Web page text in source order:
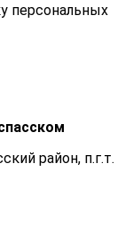
персональных
район, п.г.т.